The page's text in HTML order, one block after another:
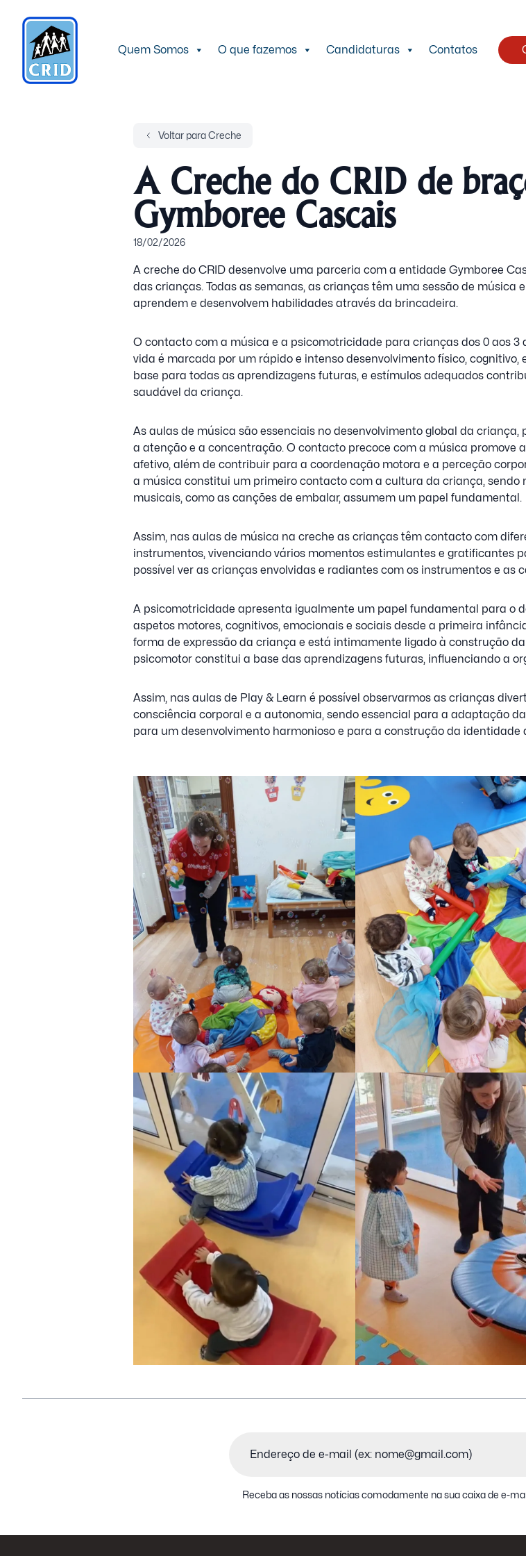
Quem Somos O que fazemos Candidaturas Contatos
Voltar para Creche
A Creche do CRID de
Gymboree Cascais
18/02/2026
A creche do CRID desenvolve uma parceria com a entidade Gymboree
das crianças. Todas as semanas, as crianças têm uma sessão de música
aprendem e desenvolvem habilidades através da brincadeira.
O contacto com a música e a psicomotricidade para crianças dos 0 aos
vida é marcada por um rápido e intenso desenvolvimento físico,
base para todas as aprendizagens futuras, e estímulos adequados
saudável da criança.
As aulas de música são essenciais no desenvolvimento global da
a atenção e a concentração. O contacto precoce com a música promove
afetivo, além de contribuir para a coordenação motora e a perceção
a música constitui um primeiro contacto com a cultura da criança, sendo
musicais, como as canções de embalar, assumem um papel fundamental.
Assim, nas aulas de música na creche as crianças têm contacto com
instrumentos, vivenciando vários momentos estimulantes e gratificantes
possível ver as crianças envolvidas e radiantes com os instrumentos e as
A psicomotricidade apresenta igualmente um papel fundamental para o
aspetos motores, cognitivos, emocionais e sociais desde a primeira
forma de expressão da criança e está intimamente ligado à construção
psicomotor constitui a base das aprendizagens futuras, influenciando a
Assim, nas aulas de Play & Learn é possível observarmos as crianças
consciência corporal e a autonomia, sendo essencial para a adaptação
para um desenvolvimento harmonioso e para a construção da identidade
Receba as nossas notícias comodamente na sua caixa de e-